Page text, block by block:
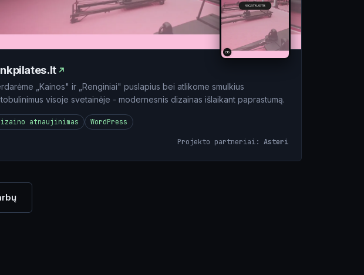
„Kainos" ir „Renginiai" puslapius bei atlikome smulkius
visoje svetainėje - modernesnis dizainas išlaikant paprastumą.
atnaujinimas WordPress
Projekto partneriai: Asteri